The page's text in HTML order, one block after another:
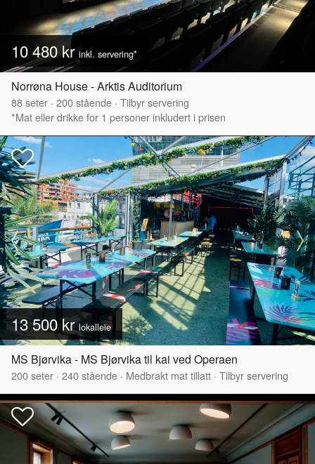
10 480 kr inkl. servering*
Norrøna House - Arktis Auditorium
88seter · 200stående · Tilbyr servering
*Mat eller drikke for 1 personer inkludert i prisen
13 500 krlokalleie
MS Bjørvika - MS Bjørvika til kai ved Operaen
200seter · 240stående · Medbrakt mat tillatt · Tilbyr servering